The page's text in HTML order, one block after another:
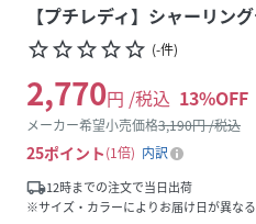
【プチレディ】シャーリン
star_borderstar_borderstar_borderstar_borderstar_border (-件)
2,770円 /税込 13%OFF
メーカー希望小売価格3,190円 /税込
25ポイント 1倍
内訳
local_shipping12時までの注文で当日出荷
※サイズ・カラーによりお届け日が異なる